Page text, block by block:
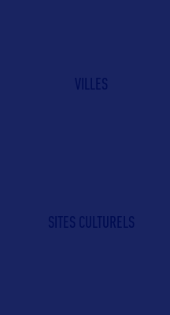
VILLES
SITES CULTURELS